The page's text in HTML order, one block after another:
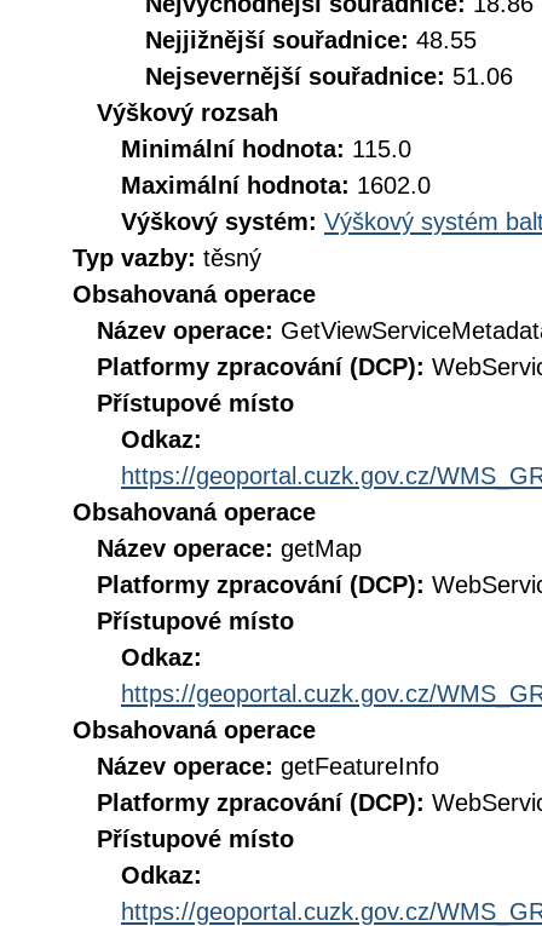
Nejjižnější souřadnice: 48.55
Nejsevernější souřadnice: 51.06
Výškový rozsah
Minimální hodnota: 115.0
Maximální hodnota: 1602.0
Výškový systém: Výškový systém
Typ vazby: těsný
Obsahovaná operace
Název operace:
Platformy zpracování (DCP):
Přístupové místo
Odkaz:
https://geoportal.cuzk.gov.cz/
Obsahovaná operace
Název operace: getMap
Platformy zpracování (DCP):
Přístupové místo
Odkaz:
https://geoportal.cuzk.gov.cz/
Obsahovaná operace
Název operace: getFeatureInfo
Platformy zpracování (DCP):
Přístupové místo
Odkaz:
https://geoportal.cuzk.gov.cz/